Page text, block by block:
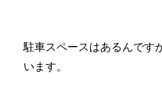
駐車スペースはあるんです
います。